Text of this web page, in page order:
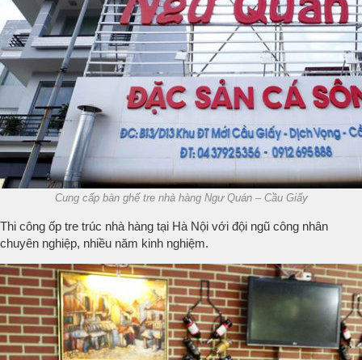
Cung cấp bàn ghế tre nhà hàng Ngư Quán – Cầu Giấy
Thi công ốp tre trúc nhà hàng tại Hà Nội với đội ngũ công nhân
chuyên nghiệp, nhiều năm kinh nghiệm.